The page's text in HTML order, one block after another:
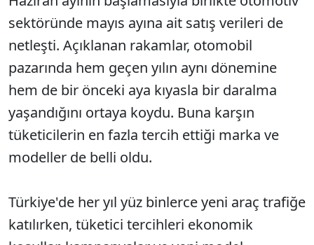
sektöründe mayıs ayına ait satış verileri de
netleşti. Açıklanan rakamlar, otomobil
pazarında hem geçen yılın aynı dönemine
hem de bir önceki aya kıyasla bir daralma
yaşandığını ortaya koydu. Buna karşın
tüketicilerin en fazla tercih ettiği marka ve
modeller de belli oldu.
Türkiye'de her yıl yüz binlerce yeni araç trafiğe
katılırken, tüketici tercihleri ekonomik